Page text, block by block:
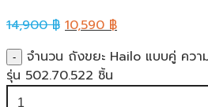
14,900฿ 10,590฿
จำนวน ถังขยะ Hailo แบบคู่ ควา
รุ่น 502.70.522 ชิ้น